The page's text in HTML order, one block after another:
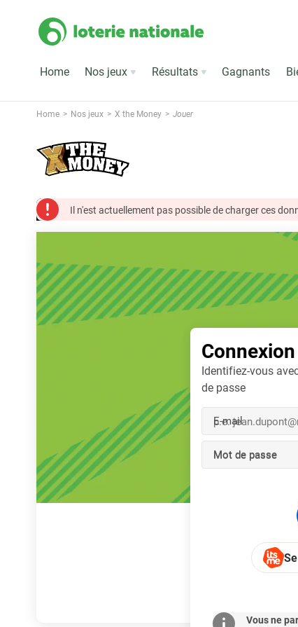
Home Nos jeux Résultats Gagnants
Home Nos jeux X the Money Jouer
Il n'est actuellement pas possible de charger ces
Connexion
Identifiez-vous
de passe
E-mail
Mot de passe
Vous ne